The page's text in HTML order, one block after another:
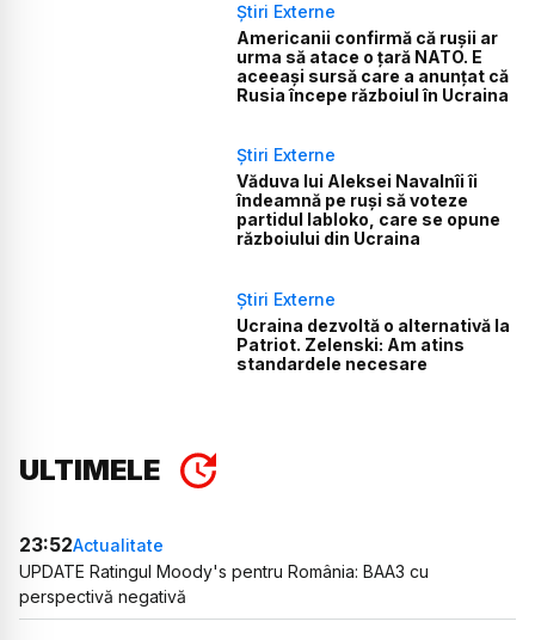
Știri Externe
Americanii confirmă că rușii ar
urma să atace o țară NATO. E
aceeași sursă care a anunțat că
Rusia începe războiul în Ucraina
Știri Externe
Văduva lui Aleksei Navalnîi îi
îndeamnă pe ruși să voteze
partidul Iabloko, care se opune
războiului din Ucraina
Știri Externe
Ucraina dezvoltă o alternativă la
Patriot. Zelenski: Am atins
standardele necesare
ULTIMELE
23:52Actualitate
UPDATE Ratingul Moody's pentru România: BAA3 cu
perspectivă negativă